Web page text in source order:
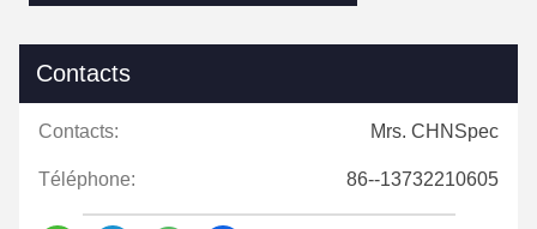
Contacts
Contacts: Mrs. CHNSpec
Téléphone: 86--13732210605